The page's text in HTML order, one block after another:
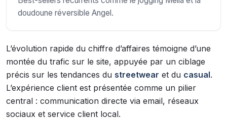
doudoune réversible Angel.
L’évolution rapide du chiffre d’affaires témoigne d’une
montée du trafic sur le site, appuyée par un ciblage
précis sur les tendances du streetwear et du casual.
L’expérience client est présentée comme un pilier
central : communication directe via email, réseaux
sociaux et service client local.